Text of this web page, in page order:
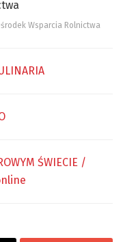
Wsparcia Rolnictwa